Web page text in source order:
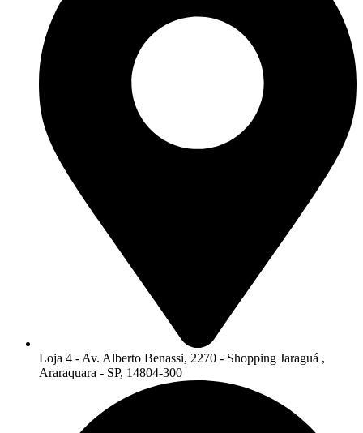
Loja 4 - Av. Alberto Benassi, 2270 - Shopping Jaraguá ,
Araraquara - SP, 14804-300